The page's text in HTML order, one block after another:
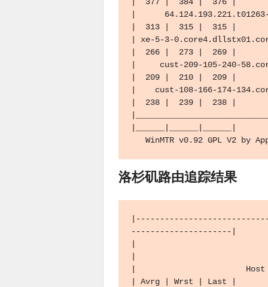
|
|  313 |  315 |  315 |
| xe-5-3-
|  266 |  273 |  269 |
|     cust-209-105-240-
|  209 |  210 |  209 |
|    cust-108-166-174-
|  238 |  239 |  238 |
WinMTR v0.92 GPL V2 by
洛杉矶路由追踪结果
---------------------|
|                       Host
| Avrg | Wrst | Last |